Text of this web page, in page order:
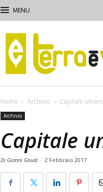
Terra
e
Vita
Home Archivio Capitale
Archivio
Capitale
Di Gianni Gnudi - 2 Febbraio 2017